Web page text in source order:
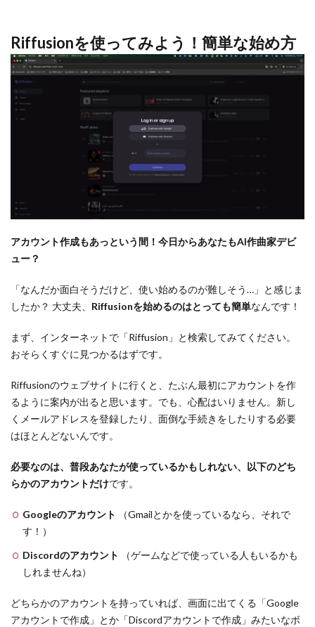
Riffusionを使ってみよう！簡単な始め方
アカウント作成もあっという間！今日からあなたもAI作曲家デビ
ュー？
「なんだか面白そうだけど、使い始めるのが難しそう…」と感じま
したか？ 大丈夫、 Riffusionを始めるのはとっても簡単なんです！
まず、インターネットで「Riffusion」と検索してみてください。
おそらくすぐに見つかるはずです。
Riffusionのウェブサイトに行くと、たぶん最初にアカウントを作
るように案内が出ると思います。でも、心配はいりません。新し
くメールアドレスを登録したり、面倒な手続きをしたりする必要
はほとんどないんです。
必要なのは、普段あなたが使っているかもしれない、以下のどち
らかのアカウントだけです。
Googleのアカウント
（Gmailとかを使っているなら、それで
す！）
Discordのアカウント
（ゲームなどで使っている人もいるかも
しれませんね）
どちらかのアカウントを持っていれば、画面に出てくる「Google
アカウントで作成」とか「Discordアカウントで作成」みたいなボ